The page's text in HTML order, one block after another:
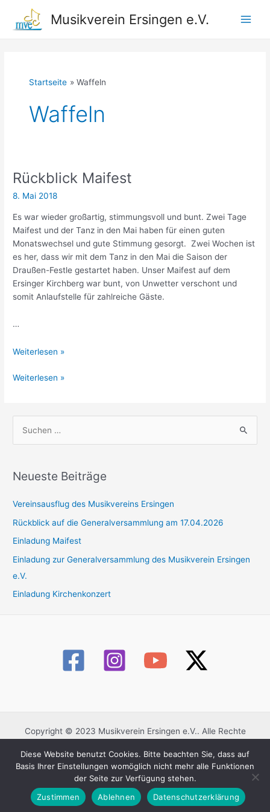
springen
Musikverein Ersingen e.V.
Startseite Waffeln
Waffeln
Rückblick Maifest
8. Mai 2018
Es war wieder großartig, stimmungsvoll und bunt. Zwei Tage
Maifest und der Tanz in den Mai haben für einen guten
Monatswechsel und gute Stimmung gesorgt. Zwei Wochen ist
es her, dass wir mit dem Tanz in den Mai die Saison der
Draußen-Festle gestartet haben. Unser Maifest auf dem
Ersinger Kirchberg war bunt, von Unwetter verschont und
somit Anlaufstelle für zahlreiche Gäste.
…
Rückblick
Weiterlesen »
Rückblick
Weiterlesen »
h
n
n
a
Neueste Beiträge
Vereinsausflug des Musikvereins Ersingen
Rückblick auf die Generalversammlung am 17.04.2026
Einladung Maifest
Einladung zur Generalversammlung des Musikverein Ersingen
e.V.
Einladung Kirchenkonzert
Copyright © 2023 Musikverein Ersingen e.V.. Alle Rechte
Datenschutzerklärung
Impressum
Kontaktformular
Diese Website benutzt Cookies. Bitte beachten Sie, dass auf
Basis Ihrer Einstellungen womöglich nicht mehr alle Funktionen
der Seite zur Verfügung stehen.
Zustimmen
Ablehnen Datenschutzerklärung